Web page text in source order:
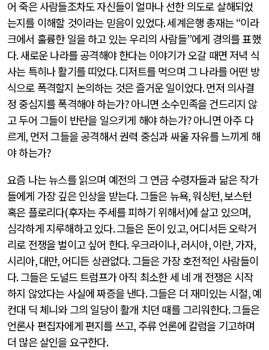
어 죽은 사람들조차도 자신들이 얼마나 선한 의도로 살해되었
는지를 이해할 것이라는 믿음이 있었다.세계은행 총재는“이라
크에서 훌륭한 일을 하고 있는 우리의 사람들”에게 경의를 표했
다.새로운 나라를 공격해야 한다는 이야기가 오갈 때면 저녁 식
사는 특히나 활기를 띠었다.디저트를 먹으며 그 나라를 어떤 방
식으로 폭격할지 논의하는 것은 즐거운 일이었다.먼저 의사결
정 중심지를 폭격해야 하는가?아니면 소수민족을 건드리지 않
고 두어 그들이 반란을 일으키게 해야 하는가?아니면 아주 다
르게, 먼저 그들을 공격해서 권력 중심과 싸울 자유를 느끼게 해
야 하는가?
요즘 나는 뉴스를 읽으며 예전의 그 연금 수령자들과 닮은 작가
들에게 가장 깊은 인상을 받는다.그들은 뉴욕,워싱턴,보스턴
혹은 플로리다(후자는 주세를 피하기 위해서)에 살고 있으며,
심각하게 지루해하고 있다.그들은 돈이 있고,어디서든 오락거
리로 전쟁을 벌이고 싶어 한다.우크라이나,러시아,이란,가자,
시리아,대만, 어디든 상관없다.그들은 가장 호전적인 사람들이
다.그들은 도널드 트럼프가 아직 최소한 세 네 개 전쟁은 시작
하지 않았다는 사실에 짜증을 낸다.그들은 더 재미있는 시절,예
컨대 딕 체니와 그의 일당이 활개 치던 때를 그리워한다.그들은
언론사 편집자에게 편지를 쓰고, 주류 언론에 칼럼을 기고하며
더 많은 살인을 요구한다.